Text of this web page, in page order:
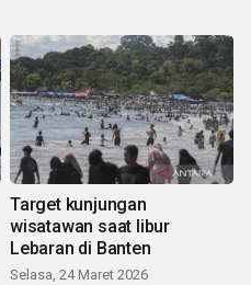
Target kunjungan
wisatawan saat libur
Lebaran di Banten
Selasa, 24 Maret 2026